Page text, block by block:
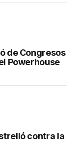
de Congresos
Powerhouse
contra la